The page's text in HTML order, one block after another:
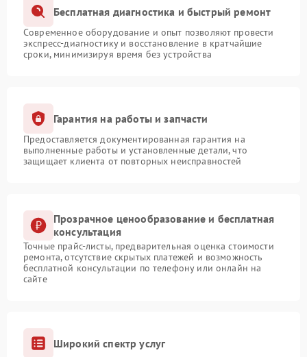
Бесплатная диагностика и быстрый ремонт
Современное оборудование и опыт позволяют провести
экспресс-диагностику и восстановление в кратчайшие
сроки, минимизируя время без устройства
Гарантия на работы и запчасти
Предоставляется документированная гарантия на
выполненные работы и установленные детали, что
защищает клиента от повторных неисправностей
Прозрачное ценообразование и бесплатная
консультация
Точные прайс-листы, предварительная оценка стоимости
ремонта, отсутствие скрытых платежей и возможность
бесплатной консультации по телефону или онлайн на
сайте
Широкий спектр услуг